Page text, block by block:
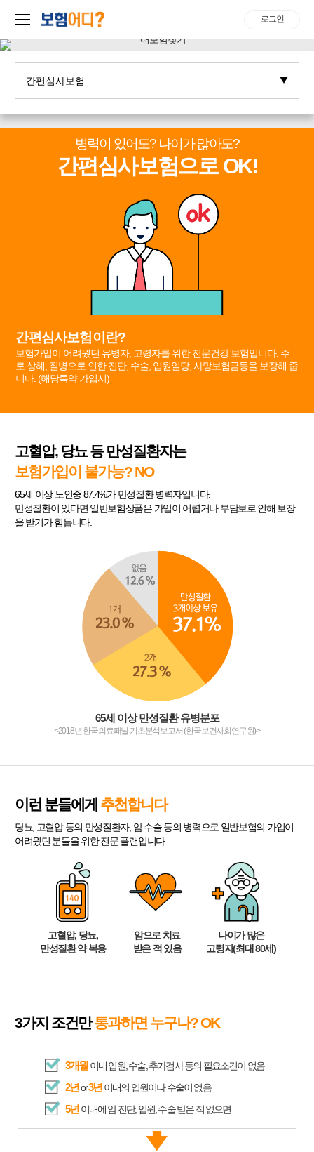
로그인
병력이 있어도? 나이가 많아도?
간편심사보험으로 OK!
간편심사보험이란?
보험가입이 어려웠던 유병자, 고령자를 위한 전문건강 보험입니다. 주
로 상해, 질병으로 인한 진단, 수술, 입원일당, 사망보험금등을 보장해 줍
니다. (해당특약 가입시)
고혈압, 당뇨 등 만성질환자는
보험가입이 불가능? NO
65세 이상 노인중 87.4%가 만성질환 병력자입니다.
만성질환이 있다면 일반보험상품은 가입이 어렵거나 부담보로 인해 보장
을 받기가 힘듭니다.
65세 이상 만성질환 유병분포
<2018년 한국의료패널 기초분석보고서 (한국보건사회연구원)>
이런 분들에게 추천합니다
당뇨, 고혈압 등의 만성질환자, 암 수술 등의 병력으로 일반보험의 가입이
어려웠던 분들을 위한 전문 플랜입니다
고혈압, 당뇨,
만성질환 약 복용
암으로 치료
받은 적 있음
나이가 많은
고령자(최대 80세)
3가지 조건만통과하면 누구나? OK
3개월 이내 입원, 수술, 추가검사 등의 필요소견이 없음
2년or3년 이내의 입원이나 수술이 없음
5년 이내에 암 진단, 입원, 수술 받은 적 없으면